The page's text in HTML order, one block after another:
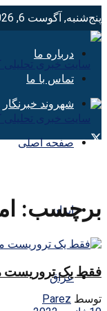
پنج‌شنبه, آگوست 6, 2026
درباره ما
تماس با ما
شهروند خبرنگار
صفحه اصلی
ایران
عراق
برچسب:
فقط یک تروریست
توسط Parez